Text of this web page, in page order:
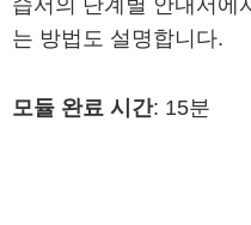
습서의 단계별 안내서에
는 방법도 설명합니다.
모듈 완료 시간: 15분